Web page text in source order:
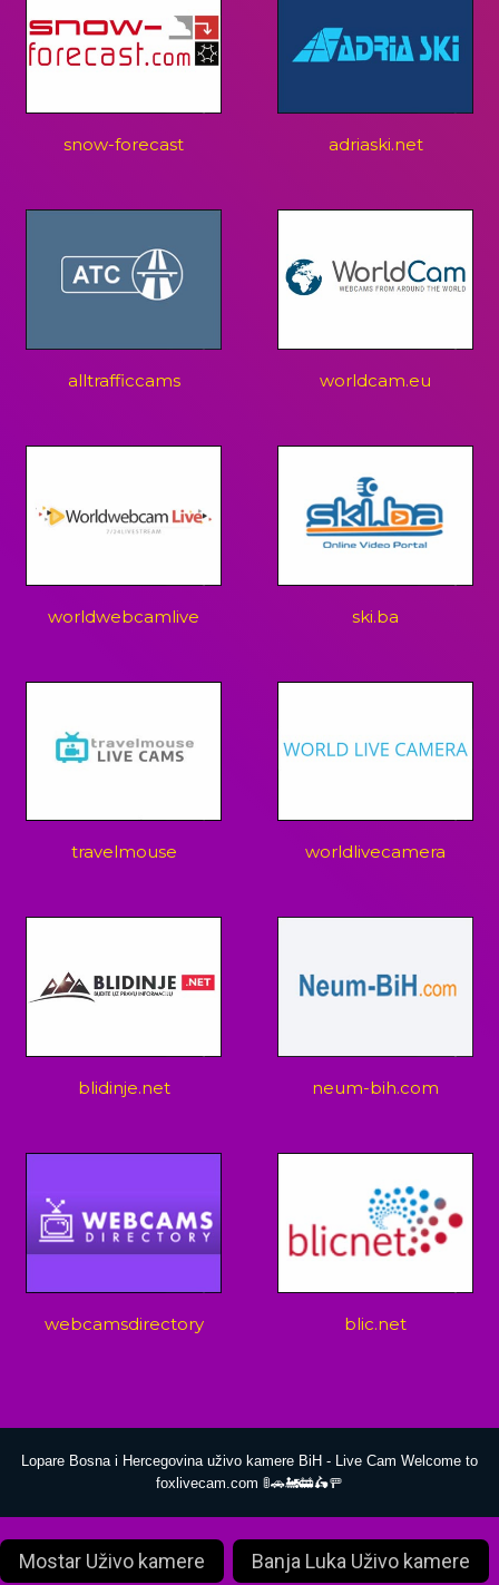
snow-forecast adriaski.net
alltrafficcams worldcam.eu
worldwebcamlive ski.ba
travelmouse worldlivecamera
blidinje.net neum-bih.com
webcamsdirectory blic.net
Lopare Bosna i Hercegovina uživo kamere BiH - Live Cam Welcome to
foxlivecam.com 🚦🚗🚂🚋🛵🚥
Mostar Uživo kamere Banja Luka Uživo kamere